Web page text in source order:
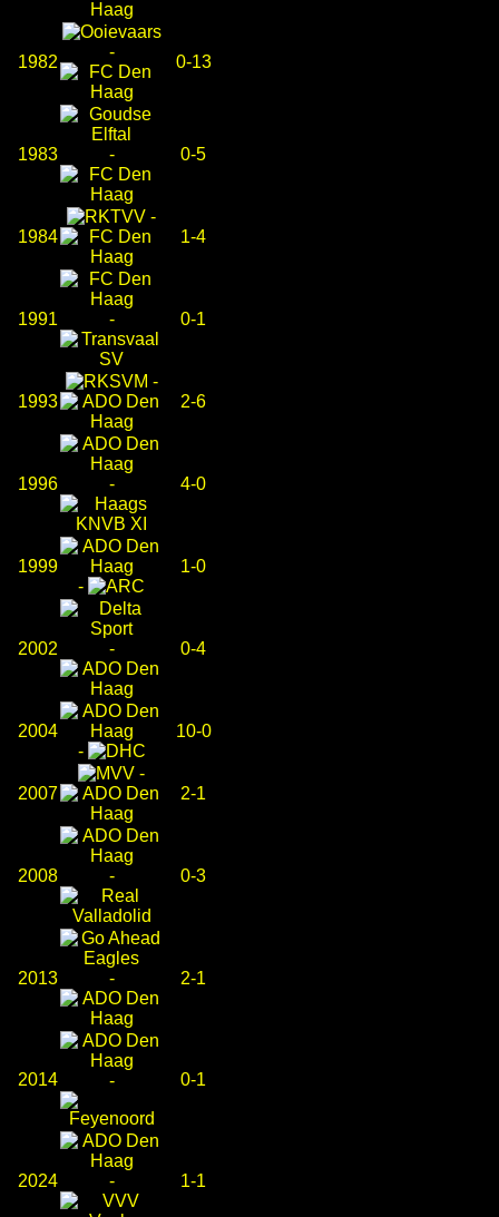
1982
-
0-13
1983 - 0-5
1984
-
1-4
1991 - 0-1
1993
-
2-6
1996 - 4-0
1999
-
1-0
2002 - 0-4
2004
-
10-0
2007
-
2-1
2008 - 0-3
2013 - 2-1
2014 - 0-1
2024 - 1-1